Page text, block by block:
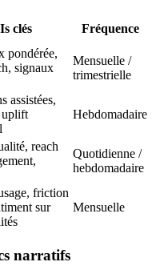
clés Fréquence
pondérée,
signaux
Mensuelle /
trimestrielle
assistées,
uplift
Hebdomadaire
reach
Quotidienne /
hebdomadaire
friction
sur
Mensuelle
narratifs